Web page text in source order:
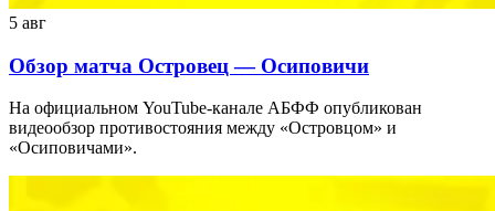
5 авг
Обзор матча Островец — Осиповичи
На официальном YouTube-канале АБФФ опубликован
видеообзор противостояния между «Островцом» и
«Осиповичами».